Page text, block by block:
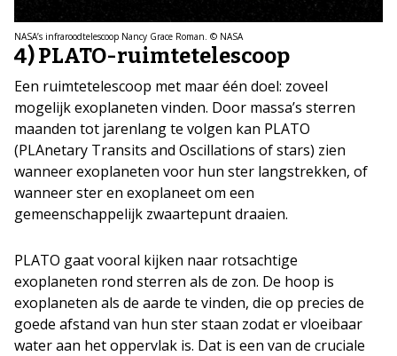
NASA’s infraroodtelescoop Nancy Grace Roman. © NASA
4) PLATO-ruimtetelescoop
Een ruimtetelescoop met maar één doel: zoveel
mogelijk exoplaneten vinden. Door massa’s sterren
maanden tot jarenlang te volgen kan PLATO
(PLAnetary Transits and Oscillations of stars) zien
wanneer exoplaneten voor hun ster langstrekken, of
wanneer ster en exoplaneet om een
gemeenschappelijk zwaartepunt draaien.
PLATO gaat vooral kijken naar rotsachtige
exoplaneten rond sterren als de zon. De hoop is
exoplaneten als de aarde te vinden, die op precies de
goede afstand van hun ster staan zodat er vloeibaar
water aan het oppervlak is. Dat is een van de cruciale